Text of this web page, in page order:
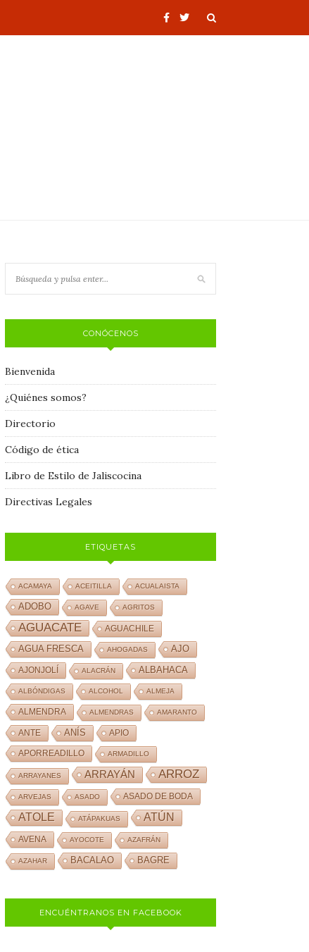
CONÓCENOS
Bienvenida
¿Quiénes somos?
Directorio
Código de ética
Libro de Estilo de Jaliscocina
Directivas Legales
ETIQUETAS
ACAMAYA ACEITILLA ACUALAISTA
ADOBO AGAVE AGRITOS
AGUACATE AGUACHILE
AGUA FRESCA AHOGADAS AJO
AJONJOLÍ ALACRÁN ALBAHACA
ALBÓNDIGAS ALCOHOL ALMEJA
ALMENDRA ALMENDRAS AMARANTO
ANTE ANÍS APIO
APORREADILLO ARMADILLO
ARRAYANES ARRAYÁN ARROZ
ARVEJAS ASADO ASADO DE BODA
ATOLE ATÁPAKUAS ATÚN
AVENA AYOCOTE AZAFRÁN
AZAHAR BACALAO BAGRE
ENCUÉNTRANOS EN FACEBOOK